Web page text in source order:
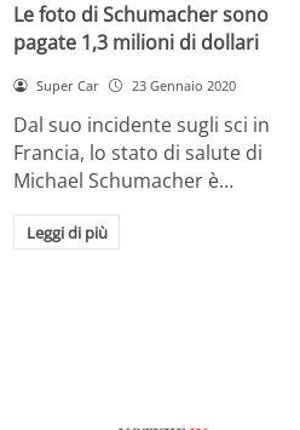
Le foto di Schumacher sono
pagate 1,3 milioni di dollari
Super Car 23 Gennaio 2020
Dal suo incidente sugli sci in
Francia, lo stato di salute di
Michael Schumacher è…
Leggi di più